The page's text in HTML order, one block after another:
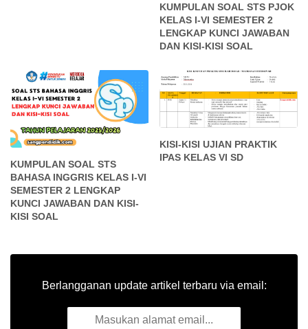
KUMPULAN SOAL STS PJOK
KELAS I-VI SEMESTER 2
LENGKAP KUNCI JAWABAN
DAN KISI-KISI SOAL
KUMPULAN SOAL STS
BAHASA INGGRIS KELAS I-VI
SEMESTER 2 LENGKAP
KUNCI JAWABAN DAN KISI-
KISI SOAL
KISI-KISI UJIAN PRAKTIK
IPAS KELAS VI SD
Berlangganan update artikel terbaru via email: